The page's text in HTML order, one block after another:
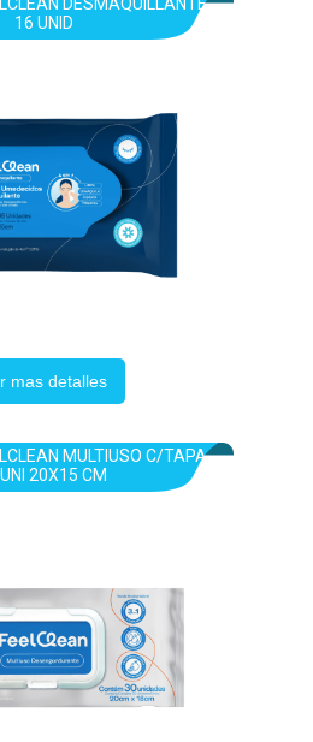
16 UNID
mas detalles
MULTIUSO C/TAPA
20X15 CM